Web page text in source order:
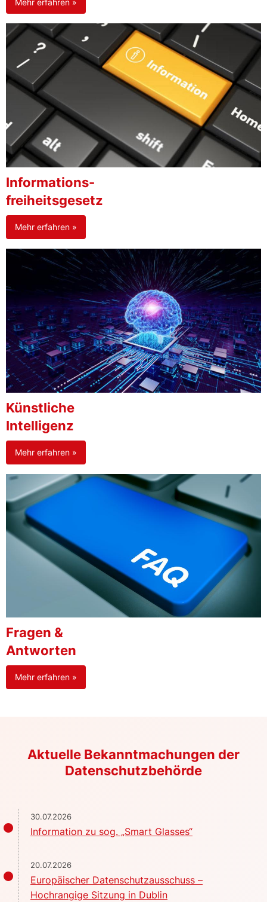
Informations-
freiheitsgesetz
Mehr erfahren »
Künstliche
Intelligenz
Mehr erfahren »
Fragen &
Antworten
Mehr erfahren »
Aktuelle Bekanntmachungen der
Datenschutzbehörde
30.07.2026
Information zu sog. „Smart Glasses“
20.07.2026
Europäischer Datenschutzausschuss –
Hochrangige Sitzung in Dublin